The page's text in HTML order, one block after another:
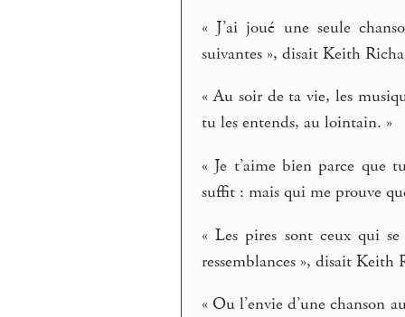
« J’ai joué une seule
suivantes », disait Keith
« Au soir de ta vie, les
tu les entends, au lointain. »
« Je t’aime bien parce que
suffit : mais qui me prouve
« Les pires sont ceux qui
ressemblances », disait Keith
« Ou l’envie d’une chanson